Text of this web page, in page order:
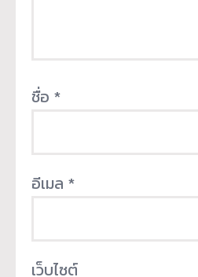
ชื่อ *
อีเมล *
เว็บไซต์